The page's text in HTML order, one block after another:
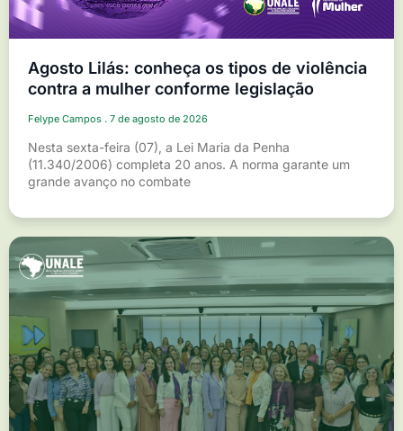
Agosto Lilás: conheça os tipos de violência
contra a mulher conforme legislação
Felype Campos 7 de agosto de 2026
Nesta sexta-feira (07), a Lei Maria da Penha
(11.340/2006) completa 20 anos. A norma garante um
grande avanço no combate